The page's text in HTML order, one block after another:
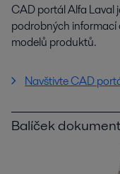
CAD portál Alfa Laval
podrobných
modelů produktů.
Navštivte CAD
Balíček